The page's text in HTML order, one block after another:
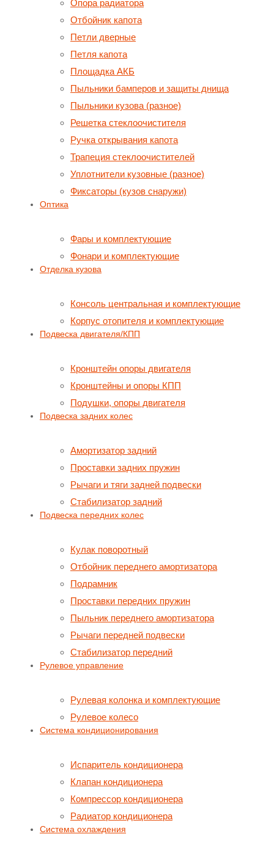
Опора радиатора
Отбойник капота
Петли дверные
Петля капота
Площадка АКБ
Пыльники бамперов и защиты днища
Пыльники кузова (разное)
Решетка стеклоочистителя
Ручка открывания капота
Трапеция стеклоочистителей
Уплотнители кузовные (разное)
Фиксаторы (кузов снаружи)
Оптика
Фары и комплектующие
Фонари и комплектующие
Отделка кузова
Консоль центральная и комплектующие
Корпус отопителя и комплектующие
Подвеска двигателя/КПП
Кронштейн опоры двигателя
Кронштейны и опоры КПП
Подушки, опоры двигателя
Подвеска задних колес
Амортизатор задний
Проставки задних пружин
Рычаги и тяги задней подвески
Стабилизатор задний
Подвеска передних колес
Кулак поворотный
Отбойник переднего амортизатора
Подрамник
Проставки передних пружин
Пыльник переднего амортизатора
Рычаги передней подвески
Стабилизатор передний
Рулевое управление
Рулевая колонка и комплектующие
Рулевое колесо
Система кондиционирования
Испаритель кондиционера
Клапан кондиционера
Компрессор кондиционера
Радиатор кондиционера
Система охлаждения